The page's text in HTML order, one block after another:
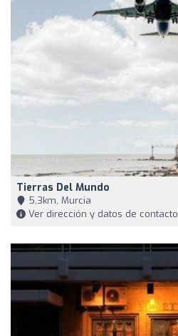
Tierras Del Mundo
5,3km, Murcia
Ver dirección y datos de contacto